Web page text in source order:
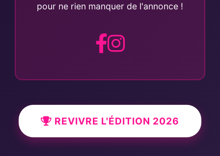
pour ne rien manquer de l'annonce !
REVIVRE L'ÉDITION 2026